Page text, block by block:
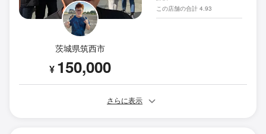
茨城県筑西市
¥ 150,000
この店舗の合計 4.93
さらに表示